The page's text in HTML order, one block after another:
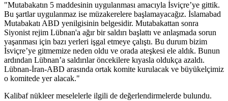
"Mutabakatın 5 maddesinin uygulanması amacıyla İsviçre’ye gittik.
Bu şartlar uygulanmaz ise müzakerelere başlamayacağız. İslamabad
Mutabakatı ABD yenilgisinin belgesidir. Mutabakattan sonra
Siyonist rejim Lübnan'a ağır bir saldırı başlattı ve anlaşmada sorun
yaşanması için bazı yerleri işgal etmeye çalıştı. Bu durum bizim
İsviçre’ye gitmemize neden oldu ve orada ateşkesi ele aldık. Bunun
ardından Lübnan’a saldırılar öncekilere kıyasla oldukça azaldı.
Lübnan-İran-ABD arasında ortak komite kurulacak ve büyükelçimiz
o komitede yer alacak."
Kalibaf nükleer meselelerle ilgili de değerlendirmelerde bulundu.